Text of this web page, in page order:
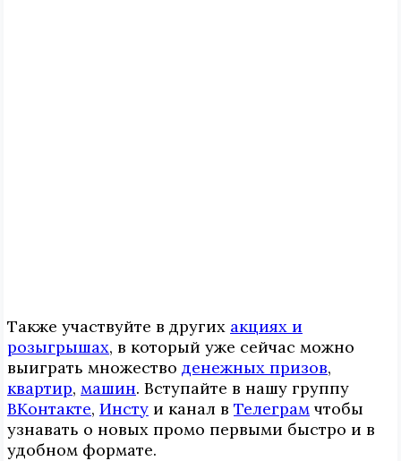
Также участвуйте в других акциях и
розыгрышах, в который уже сейчас можно
выиграть множество денежных призов,
квартир, машин. Вступайте в нашу группу
ВКонтакте, Инcтy и канал в Телеграм чтобы
узнавать о новых промо первыми быстро и в
удобном формате.